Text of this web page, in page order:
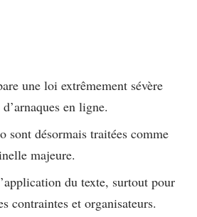
une loi extrêmement sévère
en ligne.
sont désormais traitées comme
majeure.
du texte, surtout pour
contraintes et organisateurs.